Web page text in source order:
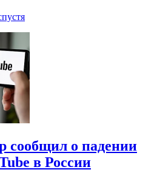
сообщил о падении
в России